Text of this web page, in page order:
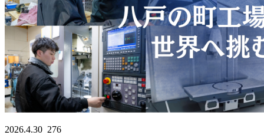
2026.4.30 276